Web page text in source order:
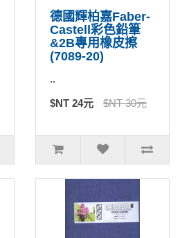
德國輝柏嘉Faber-
Castell彩色鉛筆
&2B專用橡皮擦
(7089-20)
..
$NT 24元 $NT 30元